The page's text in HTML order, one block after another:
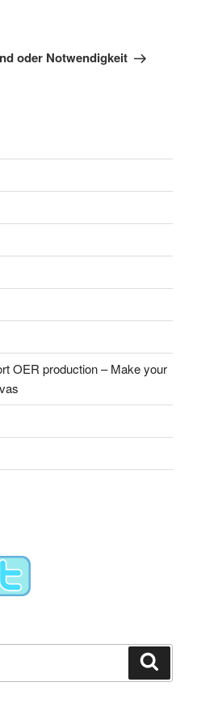
oder Notwendigkeit
OER production – Make your